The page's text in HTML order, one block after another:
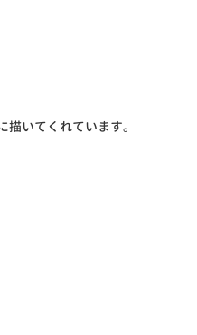
いてくれています。